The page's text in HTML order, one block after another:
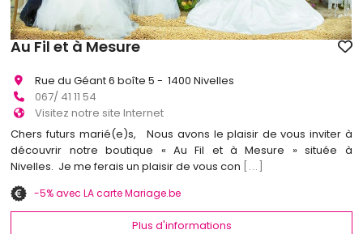
Au Fil et à Mesure
Rue du Géant 6 boîte 5 - 1400 Nivelles
067/ 41 11 54
Visitez notre site Internet
Chers futurs marié(e)s, Nous avons le plaisir de vous inviter à
découvrir notre boutique « Au Fil et à Mesure » située à
Nivelles. Je me ferais un plaisir de vous con [...]
-5% avec LA carte Mariage.be
Plus d'informations